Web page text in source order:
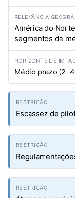
América do
segmentos de
Médio prazo
Escassez de